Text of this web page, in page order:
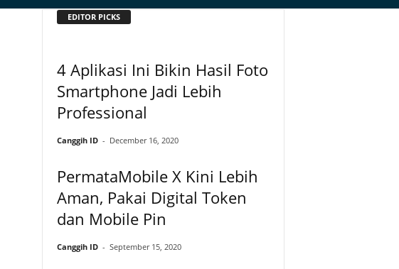
EDITOR PICKS
4 Aplikasi Ini Bikin Hasil Foto
Smartphone Jadi Lebih
Professional
Canggih ID - December 16, 2020
PermataMobile X Kini Lebih
Aman, Pakai Digital Token
dan Mobile Pin
Canggih ID - September 15, 2020